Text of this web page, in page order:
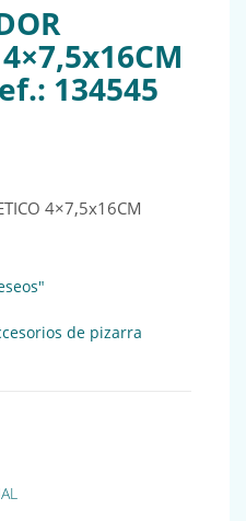
134545
4×7,5x16CM
de pizarra